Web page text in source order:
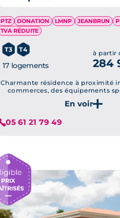
Je découvre ce
PTZ DONATION LMNP JEANBRUN
TVA RÉDUITE
T3 T4
17 logements
à partir
284
Charmante résidence à proximité
commerces, des équipements
lignes de transport
05 61 21 79 49